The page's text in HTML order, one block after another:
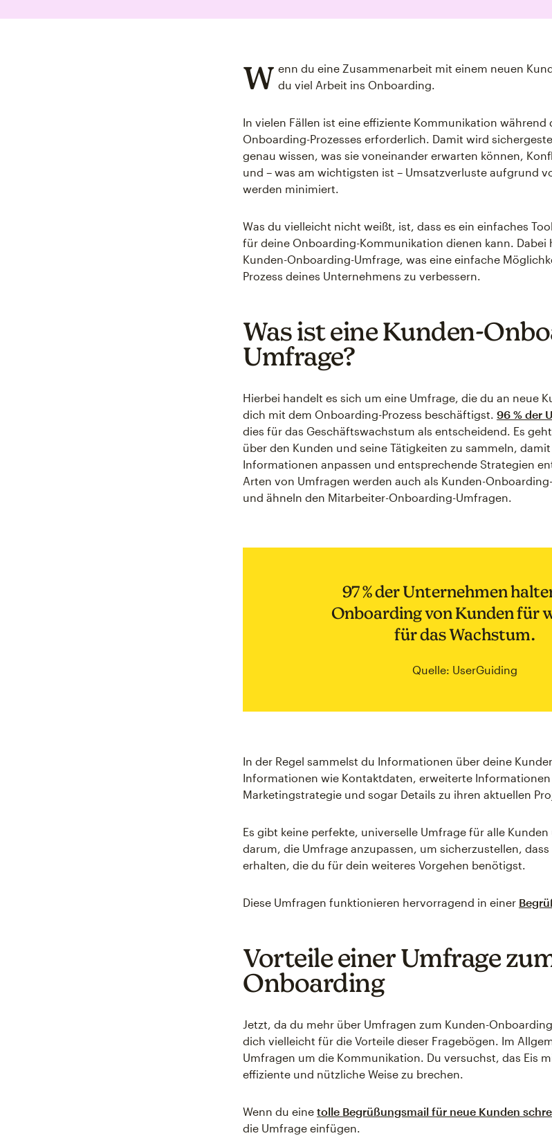
W enn du eine Zusammenarbeit mit einem neuen
du viel Arbeit ins Onboarding.
In vielen Fällen ist eine effiziente Kommunikation während
Onboarding-Prozesses erforderlich. Damit wird
genau wissen, was sie voneinander erwarten können,
und – was am wichtigsten ist – Umsatzverluste aufgrund
werden minimiert.
Was du vielleicht nicht weißt, ist, dass es ein einfaches
für deine Onboarding-Kommunikation dienen kann. Dabei
Kunden-Onboarding-Umfrage, was eine einfache
Prozess deines Unternehmens zu verbessern.
Was ist eine Kunden-
Umfrage?
Hierbei handelt es sich um eine Umfrage, die du an neue
dich mit dem Onboarding-Prozess beschäftigst. 96 % der
dies für das Geschäftswachstum als entscheidend. Es
über den Kunden und seine Tätigkeiten zu sammeln,
Informationen anpassen und entsprechende Strategien
Arten von Umfragen werden auch als Kunden-
und ähneln den Mitarbeiter-Onboarding-Umfragen.
97 % der Unternehmen
Onboarding von Kunden für
für das Wachstum.
Quelle: UserGuiding
In der Regel sammelst du Informationen über deine
Informationen wie Kontaktdaten, erweiterte
Marketingstrategie und sogar Details zu ihren aktuellen
Es gibt keine perfekte, universelle Umfrage für alle Kunden
darum, die Umfrage anzupassen, um sicherzustellen,
erhalten, die du für dein weiteres Vorgehen benötigst.
Diese Umfragen funktionieren hervorragend in einer
Vorteile einer Umfrage
Onboarding
Jetzt, da du mehr über Umfragen zum Kunden-
dich vielleicht für die Vorteile dieser Fragebögen. Im
Umfragen um die Kommunikation. Du versuchst, das Eis
effiziente und nützliche Weise zu brechen.
Wenn du eine tolle Begrüßungsmail für neue Kunden
die Umfrage einfügen.